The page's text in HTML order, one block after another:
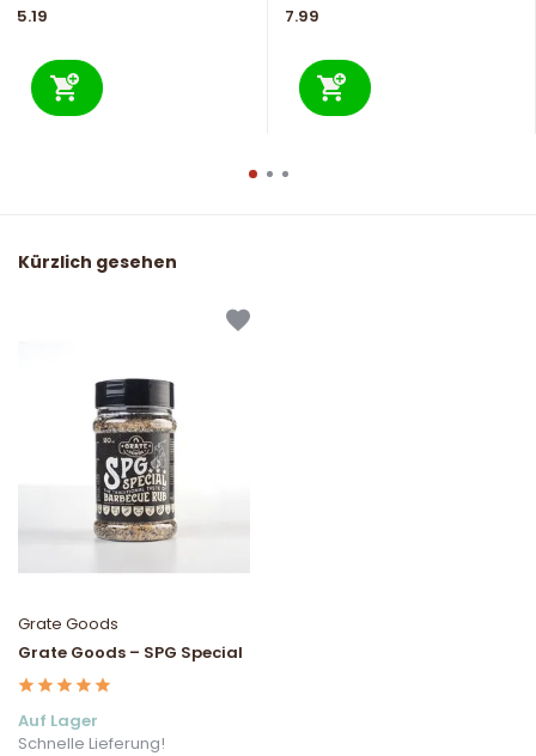
5.19
7.99
Kürzlich gesehen
Grate Goods
Grate Goods – SPG Special
Auf Lager
Schnelle Lieferung!